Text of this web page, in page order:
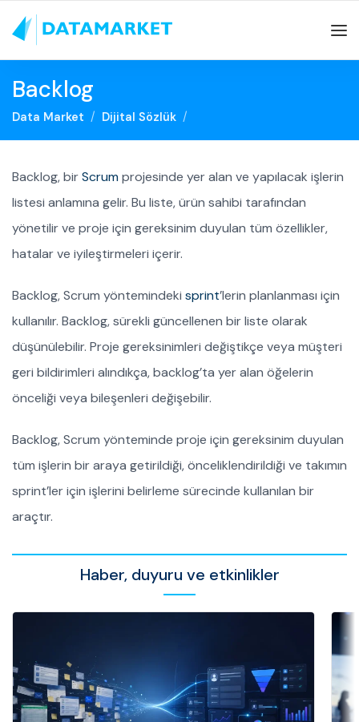
Backlog
Data Market Dijital Sözlük
Backlog, birScrumprojesinde yer alan ve yapılacak işlerin
listesi anlamına gelir. Bu liste, ürün sahibi tarafından
yönetilir ve proje için gereksinim duyulan tüm özellikler,
hatalar ve iyileştirmeleri içerir.
Backlog, Scrum yöntemindeki sprint’lerin planlanması için
kullanılır. Backlog, sürekli güncellenen bir liste olarak
düşünülebilir. Proje gereksinimleri değiştikçe veya müşteri
geri bildirimleri alındıkça, backlog’ta yer alan öğelerin
önceliği veya bileşenleri değişebilir.
Backlog, Scrum yönteminde proje için gereksinim duyulan
tüm işlerin bir araya getirildiği, önceliklendirildiği ve takımın
sprint’ler için işlerini belirleme sürecinde kullanılan bir
araçtır.
Haber, duyuru ve etkinlikler